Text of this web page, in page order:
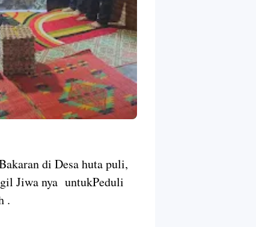
di Desa huta puli,
Jiwa nya untukPeduli
.